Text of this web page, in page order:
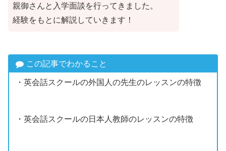
親御さんと入学面談を行ってきました。
経験をもとに解説していきます！
この記事でわかること
・英会話スクールの外国人の先生のレッスンの特徴
・英会話スクールの日本人教師のレッスンの特徴